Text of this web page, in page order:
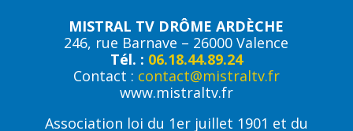
MISTRAL TV DRÔME ARDÈCHE
246, rue Barnave – 26000 Valence
Tél. : 06.18.44.89.24
Contact : contact@mistraltv.fr
www.mistraltv.fr
Association loi du 1er juillet 1901 et du